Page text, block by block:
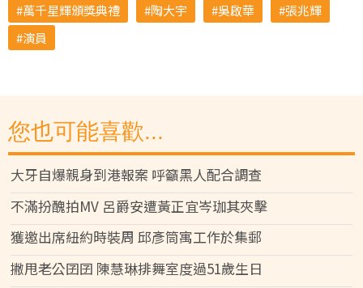
萬千星輝頒獎典禮
陶大宇 吳啟華
張兆輝
演員
您也可能喜歡...
大牙自爆親身到港報案 呼籲黑人配合調查
不滿扮醜拍MV 呂爵安遭黃正宜岑珈其夾擊
獲邀出席紐約時裝周 邱彥筒寓工作於集郵
撇甩老公囝囝 陳慧琳排舞室度過51歲生日